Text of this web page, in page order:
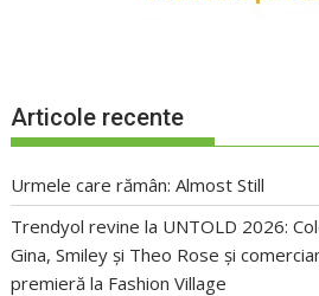
Articole recente
Urmele care rămân: Almost Still
Trendyol revine la UNTOLD 2026:
Gina, Smiley și Theo Rose și
premieră la Fashion Village